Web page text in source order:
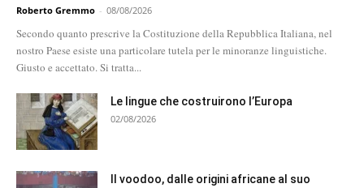
Roberto Gremmo - 08/08/2026
Secondo quanto prescrive la Costituzione della Repubblica Italiana, nel
nostro Paese esiste una particolare tutela per le minoranze linguistiche.
Giusto e accettato. Si tratta...
Le lingue che costruirono l’Europa
02/08/2026
Il voodoo, dalle origini africane al suo